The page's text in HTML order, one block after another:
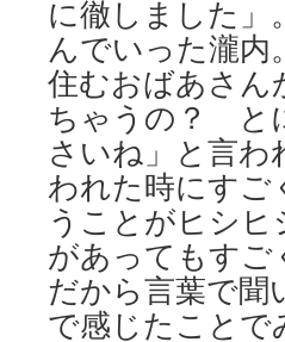
に徹しました
んでいった瀧内
住むおばあさん
ちゃうの？ と
さいね」と言
われた時にす
うことがヒシ
があってもす
だから言葉で聞
で感じたことで